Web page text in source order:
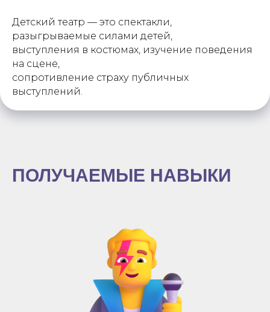
Детский театр — это спектакли,
разыгрываемые силами детей,
выступления в костюмах, изучение поведения
на сцене,
сопротивление страху публичных
выступлений.
ПОЛУЧАЕМЫЕ НАВЫКИ